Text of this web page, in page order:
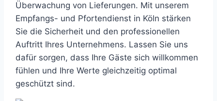
Überwachung von Lieferungen. Mit unserem
Empfangs- und Pfortendienst in Köln stärken
Sie die Sicherheit und den professionellen
Auftritt Ihres Unternehmens. Lassen Sie uns
dafür sorgen, dass Ihre Gäste sich willkommen
fühlen und Ihre Werte gleichzeitig optimal
geschützt sind.